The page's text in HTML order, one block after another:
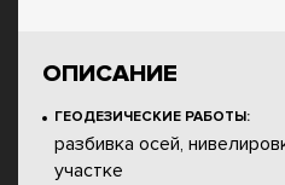
ОПИСАНИЕ
ГЕОДЕЗИЧЕСКИЕ РАБОТЫ:
разбивка осей,
участке